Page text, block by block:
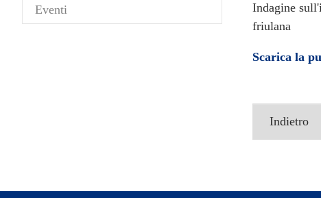
Eventi
Indagine
friulana
Scarica la
Indietro